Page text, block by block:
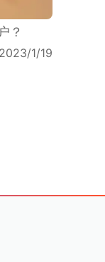
？
2023/1/19